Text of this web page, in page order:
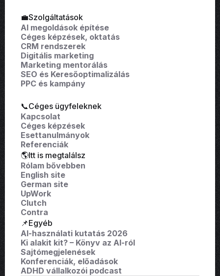
💼Szolgáltatások
AI megoldások építése
Céges képzések, oktatás
CRM rendszerek
Digitális marketing
Marketing mentorálás
SEO és Keresőoptimalizálás
PPC és kampány
📞Céges ügyfeleknek
Kapcsolat
Céges képzések
Esettanulmányok
Referenciák
🌎Itt is megtalálsz
Rólam bővebben
English site
German site
UpWork
Clutch
Contra
📌Egyéb
AI-használati kutatás 2026
Ki alakit kit? – Könyv az AI-ról
Sajtómegjelenések
Konferenciák, előadások
ADHD vállalkozói podcast